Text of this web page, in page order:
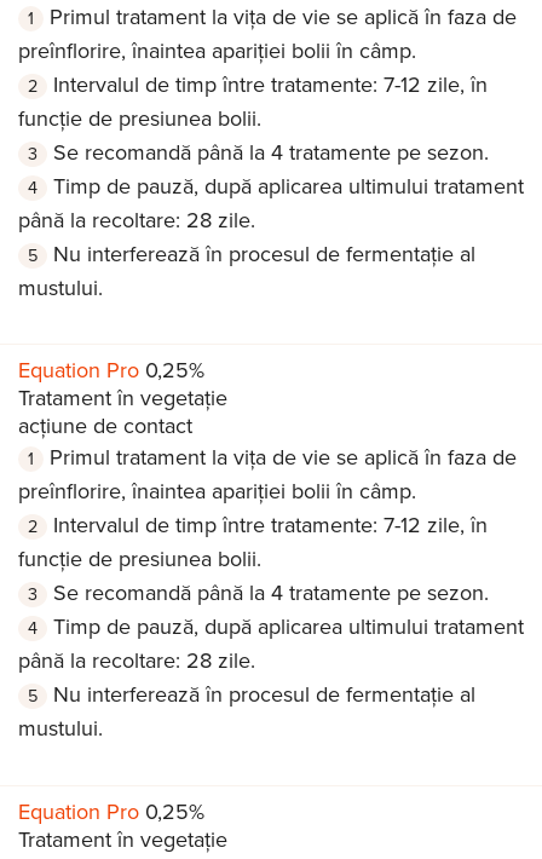
Primul tratament la vița de vie se aplică în faza de
preînflorire, înaintea apariției bolii în câmp.
Intervalul de timp între tratamente: 7-12 zile, în
funcţie de presiunea bolii.
Se recomandă până la 4 tratamente pe sezon.
Timp de pauză, după aplicarea ultimului tratament
până la recoltare: 28 zile.
Nu interferează în procesul de fermentație al
mustului.
Equation Pro 0,25%
Tratament în vegetație
acțiune de contact
Primul tratament la vița de vie se aplică în faza de
preînflorire, înaintea apariției bolii în câmp.
Intervalul de timp între tratamente: 7-12 zile, în
funcţie de presiunea bolii.
Se recomandă până la 4 tratamente pe sezon.
Timp de pauză, după aplicarea ultimului tratament
până la recoltare: 28 zile.
Nu interferează în procesul de fermentație al
mustului.
Equation Pro 0,25%
Tratament în vegetație